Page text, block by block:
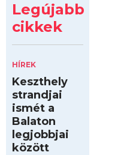
Legújabb
cikkek
HÍREK
Keszthely
strandjai
ismét a
Balaton
legjobbjai
között